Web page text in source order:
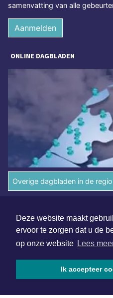
Deze website maakt
ervoor te zorgen dat u de
op onze website Lees
Ik accepteer
samenvatting van alle
Aanmelden
ONLINE DAGBLADEN
Overige dagbladen in de regio
Copyright (c) 2026 |
voorbehouden
Disclaimer
Privacy Statement